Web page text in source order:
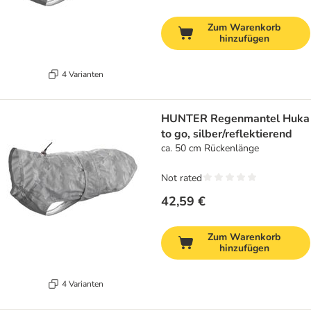
4 Varianten
Zum Warenkorb
hinzufügen
4 Varianten
HUNTER Regenmantel Huka
to go, silber/reflektierend
ca. 50 cm Rückenlänge
42,59 €
Not rated
Zum Warenkorb
hinzufügen